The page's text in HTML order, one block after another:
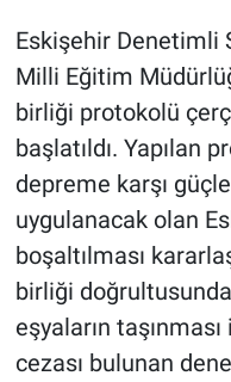
Eskişehir Denetimli
Milli Eğitim
birliği protokolü
başlatıldı. Yapılan
depreme karşı
uygulanacak olan
boşaltılması
birliği
eşyaların
cezası bulunan